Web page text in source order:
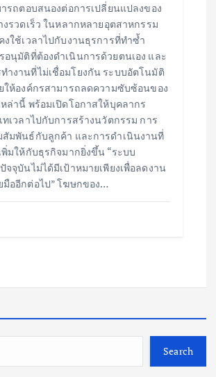
รถตอบสนองต่อการเปลี่ยนแปลงของ
งรวดเร็ว ในหลากหลายอุตสาหกรรม
งใช้เวลาไปกับงานธุรการที่ทำซ้ำ
อนุมัติที่ต้องดำเนินการด้วยตนเอง และ
ำงานที่ไม่เชื่อมโยงกัน ระบบอัตโนมัติ
ให้องค์กรสามารถลดความซับซ้อนของ
หล่านี้ พร้อมเปิดโอกาสให้บุคลากร
ทเวลาไปกับการสร้างนวัตกรรม การ
มพันธ์กับลูกค้า และการดำเนินงานที่
พิ่มให้กับธุรกิจมากยิ่งขึ้น “ระบบ
จจุบันไม่ได้มีเป้าหมายเพียงเพื่อลดงาน
มืออีกต่อไป” โฆษกของ…
Search